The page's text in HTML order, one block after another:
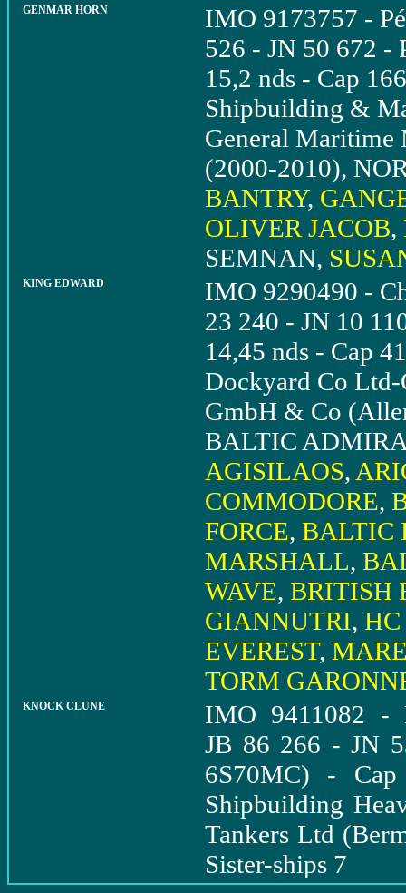
GENMAR HORN
IMO 9173757 -
526 - JN 50 672 -
15,2 nds - Cap
Shipbuilding &
General
(2000-2010),
BANTRY,
OLIVER JACOB,
SEMNAN,
KING EDWARD
IMO 9290490 -
23 240 - JN 10
14,45 nds - Cap
Dockyard Co Ltd-
GmbH & Co
BALTIC
AGISILAOS,
COMMODORE,
FORCE, BALTIC
MARSHALL,
WAVE, BRITISH
GIANNUTRI,
EVEREST,
TORM
KNOCK CLUNE
IMO 9411082 -
JB 86 266 - JN
6S70MC) -
Shipbuilding
Tankers Ltd
Sister-ships 7